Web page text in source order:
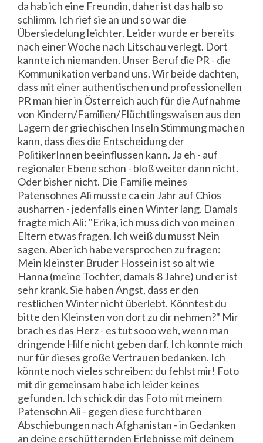
da hab ich eine Freundin, daher ist das halb so
schlimm. Ich rief sie an und so war die
Übersiedelung leichter. Leider wurde er bereits
nach einer Woche nach Litschau verlegt. Dort
kannte ich niemanden. Unser Beruf die PR - die
Kommunikation verband uns. Wir beide dachten,
dass mit einer authentischen und professionellen
PR man hier in Österreich auch für die Aufnahme
von Kindern/Familien/Flüchtlingswaisen aus den
Lagern der griechischen Inseln Stimmung machen
kann, dass dies die Entscheidung der
PolitikerInnen beeinflussen kann. Ja eh - auf
regionaler Ebene schon - bloß weiter dann nicht.
Oder bisher nicht. Die Familie meines
Patensohnes Ali musste ca ein Jahr auf Chios
ausharren - jedenfalls einen Winter lang. Damals
fragte mich Ali: "Erika, ich muss dich von meinen
Eltern etwas fragen. Ich weiß du musst Nein
sagen. Aber ich habe versprochen zu fragen:
Mein kleinster Bruder Hossein ist so alt wie
Hanna (meine Tochter, damals 8 Jahre) und er ist
sehr krank. Sie haben Angst, dass er den
restlichen Winter nicht überlebt. Könntest du
bitte den Kleinsten von dort zu dir nehmen?" Mir
brach es das Herz - es tut sooo weh, wenn man
dringende Hilfe nicht geben darf. Ich konnte mich
nur für dieses große Vertrauen bedanken. Ich
könnte noch vieles schreiben: du fehlst mir! Foto
mit dir gemeinsam habe ich leider keines
gefunden. Ich schick dir das Foto mit meinem
Patensohn Ali - gegen diese furchtbaren
Abschiebungen nach Afghanistan - in Gedanken
an deine erschütternden Erlebnisse mit deinem